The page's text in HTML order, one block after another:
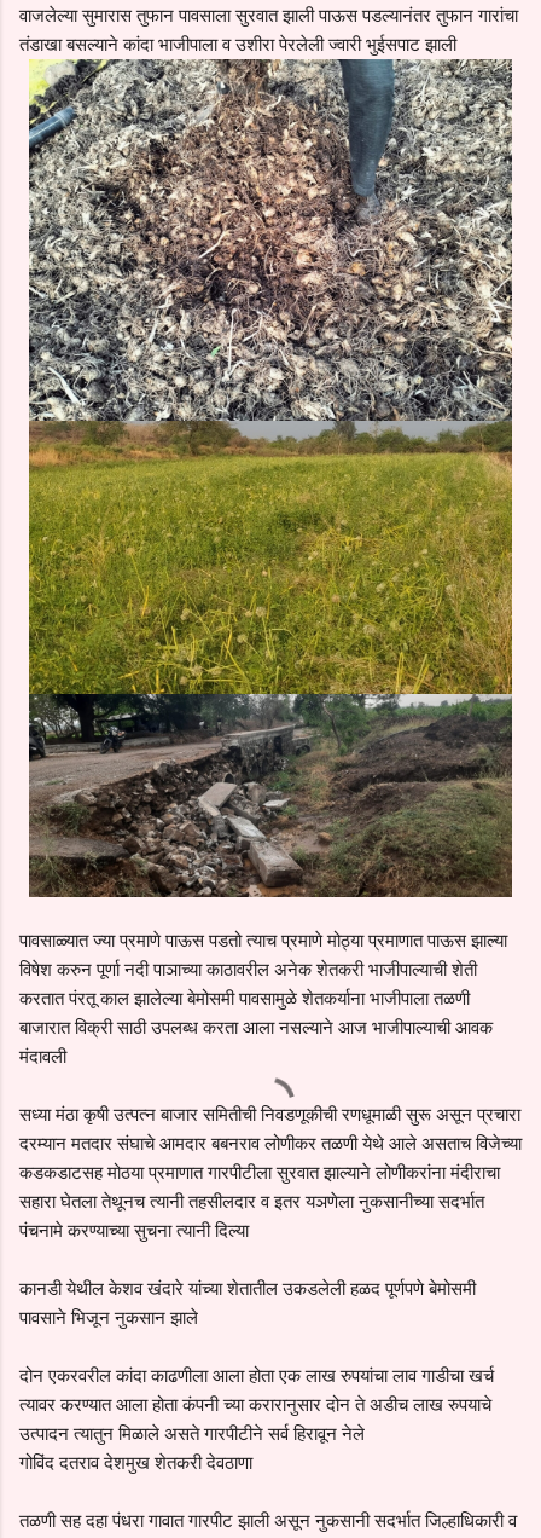
वाजलेल्या सुमारास तुफान पावसाला सुरवात झाली पाऊस पडल्यानंतर तुफान गारांचा
तंडाखा बसल्याने कांदा भाजीपाला व उशीरा पेरलेली ज्वारी भुईसपाट झाली
पावसाळ्यात ज्या प्रमाणे पाऊस पडतो त्याच प्रमाणे मोठ्या प्रमाणात पाऊस झाल्या
विषेश करुन पूर्णा नदी पाञाच्या काठावरील अनेक शेतकरी भाजीपाल्याची शेती
करतात पंरतू काल झालेल्या बेमोसमी पावसामुळे शेतकर्याना भाजीपाला तळणी
बाजारात विक्री साठी उपलब्ध करता आला नसल्याने आज भाजीपाल्याची आवक
मंदावली
सध्या मंठा कृषी उत्पत्न बाजार समितीची निवडणूकीची रणधूमाळी सुरू असून प्रचारा
दरम्यान मतदार संघाचे आमदार बबनराव लोणीकर तळणी येथे आले असताच विजेच्या
कडकडाटसह मोठया प्रमाणात गारपीटीला सुरवात झाल्याने लोणीकरांना मंदीराचा
सहारा घेतला तेथूनच त्यानी तहसीलदार व इतर यञणेला नुकसानीच्या सदर्भात
पंचनामे करण्याच्या सुचना त्यानी दिल्या
कानडी येथील केशव खंदारे यांच्या शेतातील उकडलेली हळद पूर्णपणे बेमोसमी
पावसाने भिजून नुकसान झाले
दोन एकरवरील कांदा काढणीला आला होता एक लाख रुपयांचा लाव गाडीचा खर्च
त्यावर करण्यात आला होता कंपनी च्या करारानुसार दोन ते अडीच लाख रुपयाचे
उत्पादन त्यातुन मिळाले असते गारपीटीने सर्व हिरावून नेले
गोविंद दतराव देशमुख शेतकरी देवठाणा
तळणी सह दहा पंधरा गावात गारपीट झाली असून नुकसानी सदर्भात जिल्हाधिकारी व